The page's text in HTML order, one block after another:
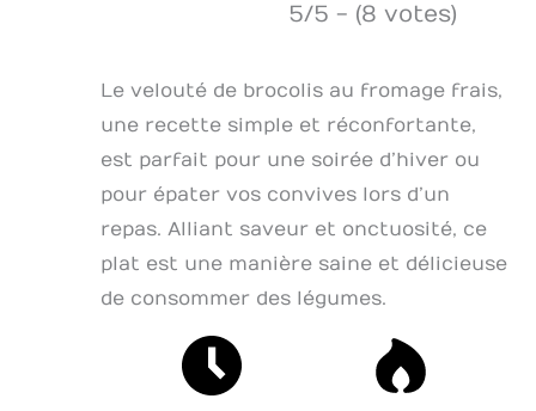
5/5 - (8 votes)
Le velouté de brocolis au fromage frais,
une recette simple et réconfortante,
est parfait pour une soirée d’hiver ou
pour épater vos convives lors d’un
repas. Alliant saveur et onctuosité, ce
plat est une manière saine et délicieuse
de consommer des légumes.